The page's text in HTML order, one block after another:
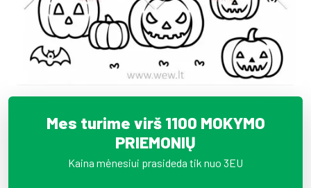
Mes turime virš 1100 MOKYMO
PRIEMONIŲ
Kaina mėnesiui prasideda tik nuo 3EU